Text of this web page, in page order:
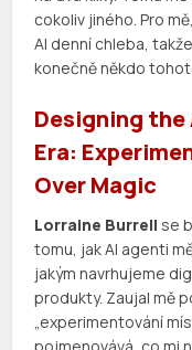
cokoliv jiného. Pro
AI denní chleba,
konečně někdo
Designing
Era:
Over Magic
Lorraine Burrell se
tomu, jak AI agenti
jakým navrhujeme
produkty. Zaujal mě
„experimentování